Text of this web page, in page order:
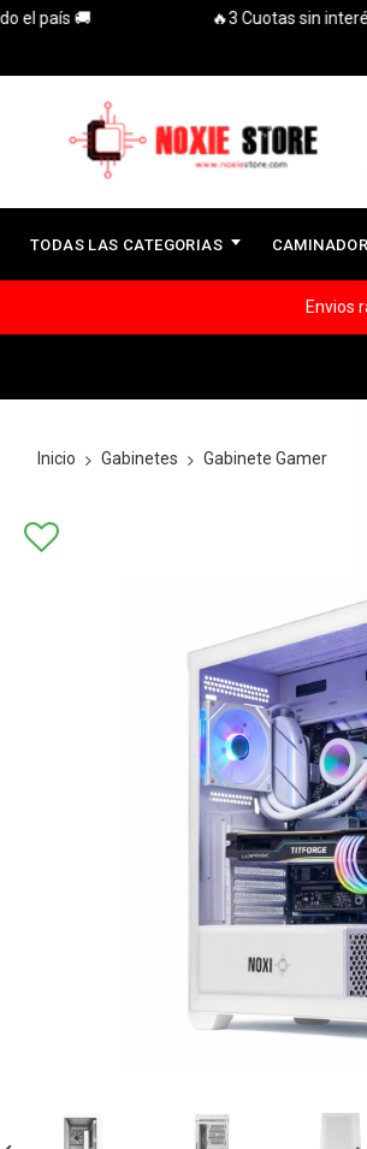
🚚 🔥3 Cuotas sin interés
TODAS LAS CATEGORIAS
Envios
Inicio Gabinetes Gabinete Gamer